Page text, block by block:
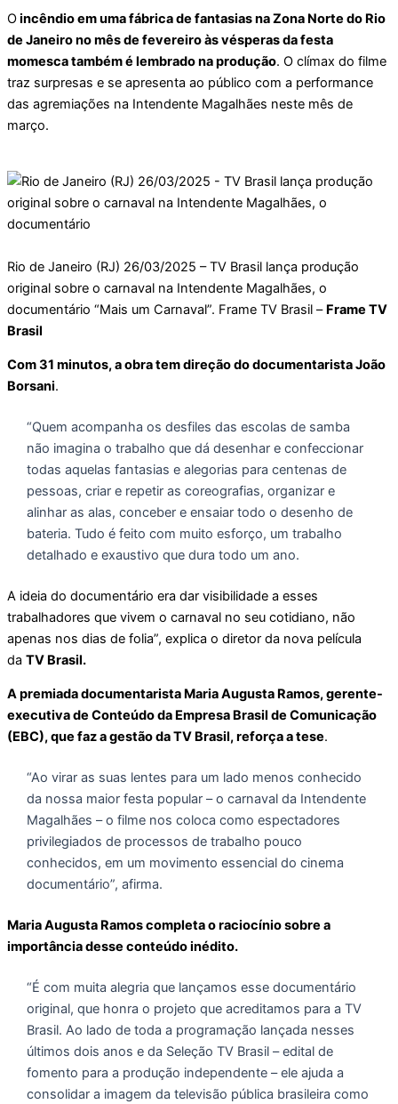
Oincêndio em uma fábrica de fantasias na Zona Norte do Rio
de Janeiro no mês de fevereiro às vésperas da festa
momesca também é lembrado na produção. O clímax do filme
traz surpresas e se apresenta ao público com a performance
das agremiações na Intendente Magalhães neste mês de
março.
Rio de Janeiro (RJ) 26/03/2025 – TV Brasil lança produção
original sobre o carnaval na Intendente Magalhães, o
documentário “Mais um Carnaval”. Frame TV Brasil – Frame TV
Brasil
Com 31 minutos, a obra tem direção do documentarista João
Borsani.
“Quem acompanha os desfiles das escolas de samba
não imagina o trabalho que dá desenhar e confeccionar
todas aquelas fantasias e alegorias para centenas de
pessoas, criar e repetir as coreografias, organizar e
alinhar as alas, conceber e ensaiar todo o desenho de
bateria. Tudo é feito com muito esforço, um trabalho
detalhado e exaustivo que dura todo um ano.
A ideia do documentário era dar visibilidade a esses
trabalhadores que vivem o carnaval no seu cotidiano, não
apenas nos dias de folia”, explica o diretor da nova película
da TV Brasil.
A premiada documentarista Maria Augusta Ramos, gerente-
executiva de Conteúdo da Empresa Brasil de Comunicação
(EBC), que faz a gestão da TV Brasil, reforça a tese.
“Ao virar as suas lentes para um lado menos conhecido
da nossa maior festa popular – o carnaval da Intendente
Magalhães – o filme nos coloca como espectadores
privilegiados de processos de trabalho pouco
conhecidos, em um movimento essencial do cinema
documentário”, afirma.
Maria Augusta Ramos completa o raciocínio sobre a
importância desse conteúdo inédito.
“É com muita alegria que lançamos esse documentário
original, que honra o projeto que acreditamos para a TV
Brasil. Ao lado de toda a programação lançada nesses
últimos dois anos e da Seleção TV Brasil – edital de
fomento para a produção independente – ele ajuda a
consolidar a imagem da televisão pública brasileira como